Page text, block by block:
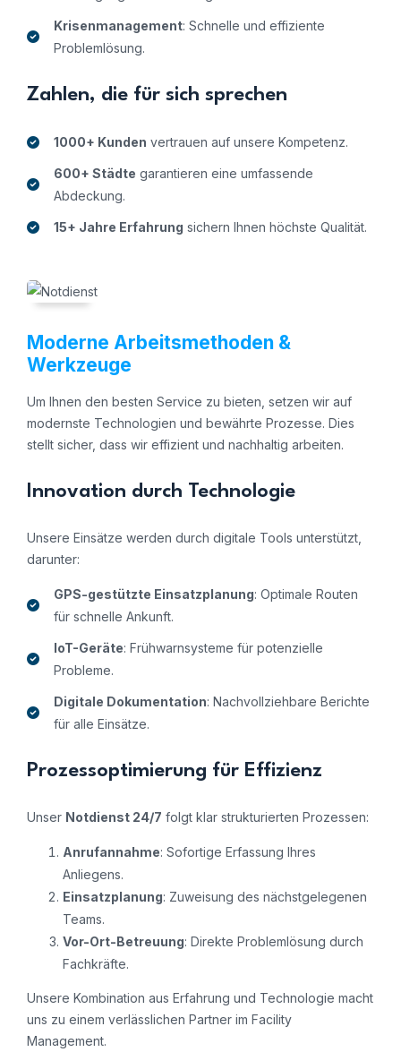
Krisenmanagement: Schnelle und effiziente
Problemlösung.
Zahlen, die für sich sprechen
1000+ Kunden vertrauen auf unsere Kompetenz.
600+ Städte garantieren eine umfassende
Abdeckung.
15+ Jahre Erfahrung sichern Ihnen höchste Qualität.
Moderne Arbeitsmethoden &
Werkzeuge
Um Ihnen den besten Service zu bieten, setzen wir auf
modernste Technologien und bewährte Prozesse. Dies
stellt sicher, dass wir effizient und nachhaltig arbeiten.
Innovation durch Technologie
Unsere Einsätze werden durch digitale Tools unterstützt,
darunter:
GPS-gestützte Einsatzplanung: Optimale Routen
für schnelle Ankunft.
IoT-Geräte: Frühwarnsysteme für potenzielle
Probleme.
Digitale Dokumentation: Nachvollziehbare Berichte
für alle Einsätze.
Prozessoptimierung für Effizienz
Unser Notdienst 24/7 folgt klar strukturierten Prozessen:
Anrufannahme: Sofortige Erfassung Ihres
Anliegens.
Einsatzplanung: Zuweisung des nächstgelegenen
Teams.
Vor-Ort-Betreuung: Direkte Problemlösung durch
Fachkräfte.
Unsere Kombination aus Erfahrung und Technologie macht
uns zu einem verlässlichen Partner im Facility
Management.